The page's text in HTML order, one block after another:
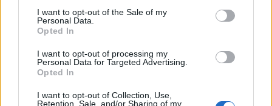
consent section.
I want to opt-out of the Sale of my
Personal Data.
Opted In
I want to opt-out of processing my
Personal Data for Targeted Advertising.
Opted In
I want to opt-out of Collection, Use,
Retention, Sale, and/or Sharing of my
HÍREK 2026. júl. 20.